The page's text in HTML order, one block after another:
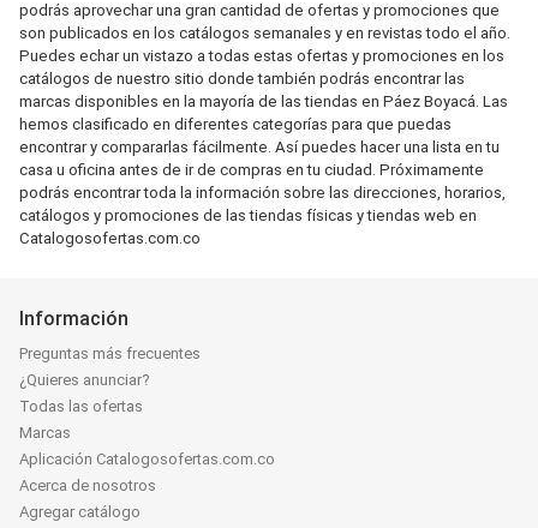
podrás aprovechar una gran cantidad de ofertas y promociones que
son publicados en los catálogos semanales y en revistas todo el año.
Puedes echar un vistazo a todas estas ofertas y promociones en los
catálogos de nuestro sitio donde también podrás encontrar las
marcas disponibles en la mayoría de las tiendas en Páez Boyacá. Las
hemos clasificado en diferentes categorías para que puedas
encontrar y compararlas fácilmente. Así puedes hacer una lista en tu
casa u oficina antes de ir de compras en tu ciudad. Próximamente
podrás encontrar toda la información sobre las direcciones, horarios,
catálogos y promociones de las tiendas físicas y tiendas web en
Catalogosofertas.com.co
Información
Preguntas más frecuentes
¿Quieres anunciar?
Todas las ofertas
Marcas
Aplicación Catalogosofertas.com.co
Acerca de nosotros
Agregar catálogo